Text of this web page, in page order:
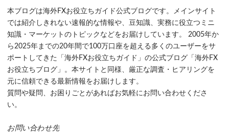
本ブログは海外FXお役立ちガイド公式ブログです。メインサイト
では紹介しきれない速報的な情報や、豆知識、実務に役立つミニ
知識・マーケットのトピックなどをお届けしています。 2005年か
ら2025年までの20年間で100万口座を超える多くのユーザーをサ
ポートしてきた「海外FXお役立ちガイド」の公式ブログ「海外FX
お役立ちブログ」。本サイトと同様、厳正な調査・ヒアリングを
元に信頼できる最新情報をお届けします。
質問や疑問、お困りごとがあればお気軽にお問い合わせくださ
い。
お問い合わせ先